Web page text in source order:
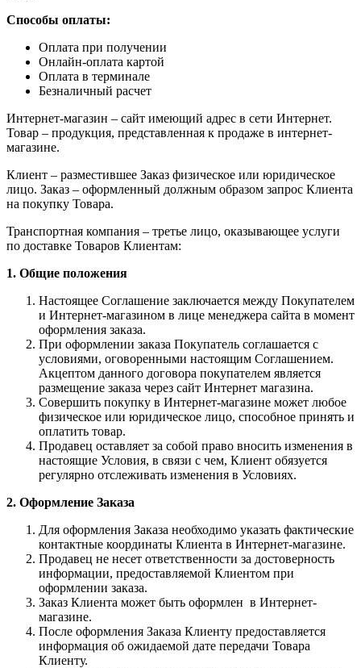
Способы оплаты:
Оплата при получении
Онлайн-оплата картой
Оплата в терминале
Безналичный расчет
Интернет-магазин – сайт имеющий адрес в сети Интернет.
Товар – продукция, представленная к продаже в интернет-
магазине.
Клиент – разместившее Заказ физическое или юридическое
лицо. Заказ – оформленный должным образом запрос Клиента
на покупку Товара.
Транспортная компания – третье лицо, оказывающее услуги
по доставке Товаров Клиентам:
1. Общие положения
Настоящее Соглашение заключается между Покупателем
и Интернет-магазином в лице менеджера сайта в момент
оформления заказа.
При оформлении заказа Покупатель соглашается с
условиями, оговоренными настоящим Соглашением.
Акцептом данного договора покупателем является
размещение заказа через сайт Интернет магазина.
Совершить покупку в Интернет-магазине может любое
физическое или юридическое лицо, способное принять и
оплатить товар.
Продавец оставляет за собой право вносить изменения в
настоящие Условия, в связи с чем, Клиент обязуется
регулярно отслеживать изменения в Условиях.
2. Оформление Заказа
Для оформления Заказа необходимо указать фактические
контактные координаты Клиента в Интернет-магазине.
Продавец не несет ответственности за достоверность
информации, предоставляемой Клиентом при
оформлении заказа.
Заказ Клиента может быть оформлен в Интернет-
магазине.
После оформления Заказа Клиенту предоставляется
информация об ожидаемой дате передачи Товара
Клиенту.